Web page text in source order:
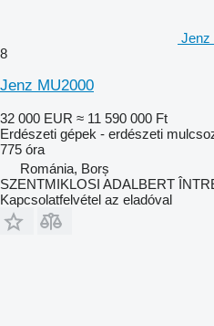
Jenz
8
Jenz MU2000
32 000 EUR ≈ 11 590 000 Ft
Erdészeti gépek - erdészeti
775 óra
Románia, Borș
SZENTMIKLOSI ADALBERT
Kapcsolatfelvétel az eladóval